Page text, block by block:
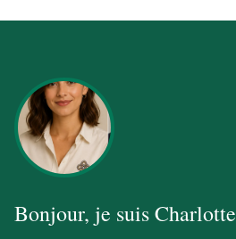
Bonjour, je suisCharlotte